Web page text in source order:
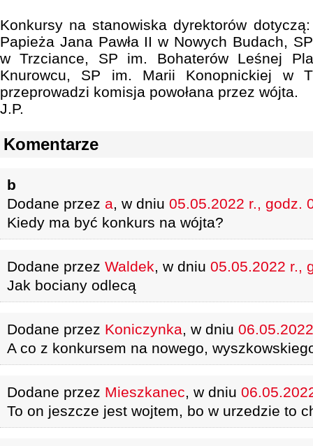
Konkursy na stanowiska dyrektorów
Papieża Jana Pawła II w Nowych Budach,
w Trzciance, SP im. Bohaterów Leśnej
Knurowcu, SP im. Marii Konopnickiej w
przeprowadzi komisja powołana przez wójta.
J.P.
Komentarze
b
Dodane przez a, w dniu 05.05.2022 r., godz.
Kiedy ma być konkurs na wójta?
Dodane przez Waldek, w dniu 05.05.2022 r.,
Jak bociany odlecą
Dodane przez Koniczynka, w dniu
A co z konkursem na nowego,
Dodane przez Mieszkanec, w dniu
To on jeszcze jest wojtem, bo w urzedzie to